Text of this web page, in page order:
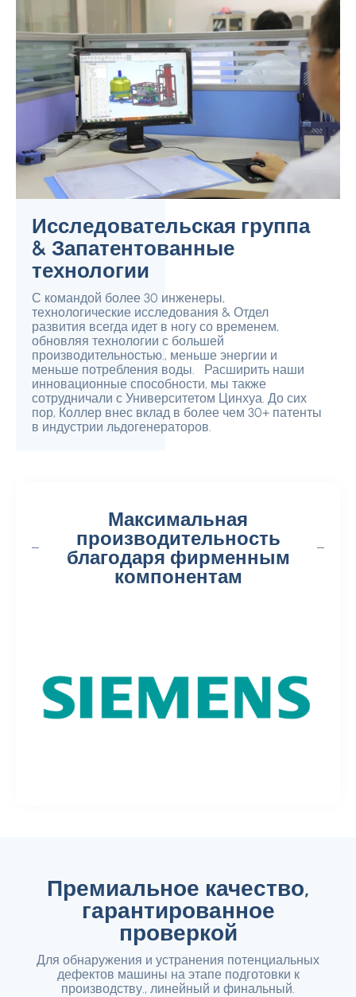
Исследовательская группа
& Запатентованные
технологии
С командой более 30 инженеры,
технологические исследования & Отдел
развития всегда идет в ногу со временем,
обновляя технологии с большей
производительностью., меньше энергии и
меньше потребления воды. Расширить наши
инновационные способности, мы также
сотрудничали с Университетом Цинхуа. До сих
пор, Коллер внес вклад в более чем 30+ патенты
в индустрии льдогенераторов.
Максимальная
производительность
благодаря фирменным
компонентам
Премиальное качество,
гарантированное
проверкой
Для обнаружения и устранения потенциальных
дефектов машины на этапе подготовки к
производству., линейный и финальный.